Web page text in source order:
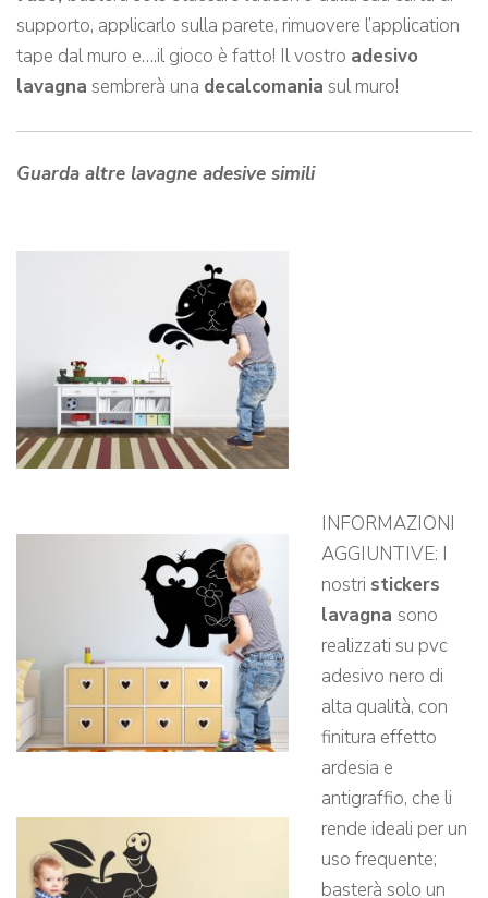
supporto, applicarlo sulla parete, rimuovere l’application
tape dal muro e….il gioco è fatto! Il vostro adesivo
lavagna sembrerà una decalcomania sul muro!
Guarda altre lavagne adesive simili
INFORMAZIONI
AGGIUNTIVE: I
nostri stickers
lavagna sono
realizzati su pvc
adesivo nero di
alta qualità, con
finitura effetto
ardesia e
antigraffio, che li
rende ideali per un
uso frequente;
basterà solo un